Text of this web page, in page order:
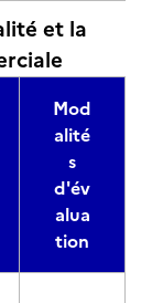
et la
Mod
alité
s
d'év
alua
tion